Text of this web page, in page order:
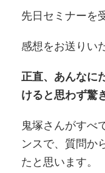
先日セミナーを
感想をお送りい
正直、あんなに
けると思わず驚
鬼塚さんがすべ
ンスで、質問か
たと思います。